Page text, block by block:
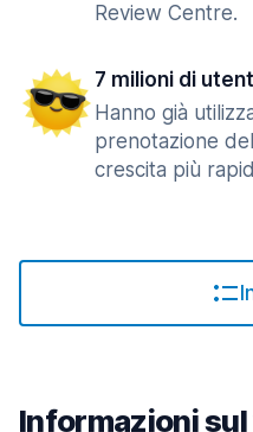
Review Centre.
7 milioni di
Hanno già
prenotazione
crescita più
Informazioni